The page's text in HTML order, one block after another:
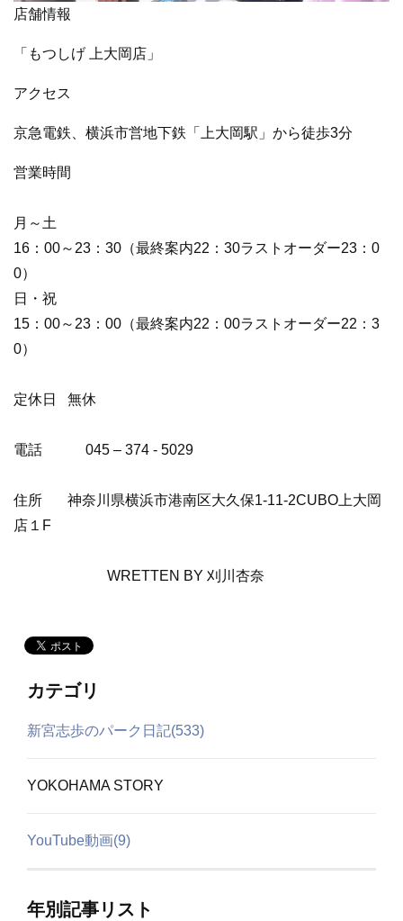
店舗情報
「もつしげ 上大岡店」
アクセス
京急電鉄、横浜市営地下鉄「上大岡駅」から徒歩3分
営業時間
月～土
16：00～23：30（最終案内22：30ラストオーダー23：0
0）
日・祝
15：00～23：00（最終案内22：00ラストオーダー22：3
0）
定休日 無休
電話 045 – 374 - 5029
住所 神奈川県横浜市港南区大久保1-11-2CUBO上大岡
店１F
WRETTEN BY 刈川杏奈
カテゴリ
新宮志歩のパーク日記(533)
YOKOHAMA STORY
YouTube動画(9)
年別記事リスト